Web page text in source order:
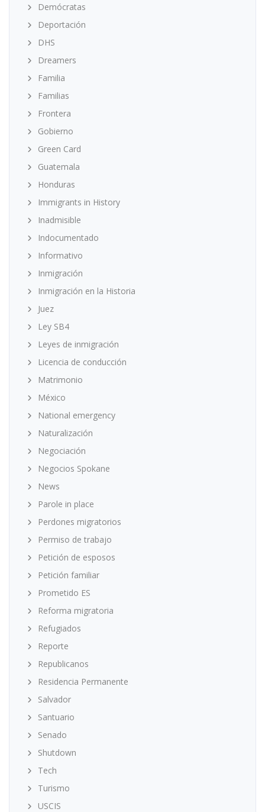
Demócratas
Deportación
DHS
Dreamers
Familia
Familias
Frontera
Gobierno
Green Card
Guatemala
Honduras
Immigrants in History
Inadmisible
Indocumentado
Informativo
Inmigración
Inmigración en la Historia
Juez
Ley SB4
Leyes de inmigración
Licencia de conducción
Matrimonio
México
National emergency
Naturalización
Negociación
Negocios Spokane
News
Parole in place
Perdones migratorios
Permiso de trabajo
Petición de esposos
Petición familiar
Prometido ES
Reforma migratoria
Refugiados
Reporte
Republicanos
Residencia Permanente
Salvador
Santuario
Senado
Shutdown
Tech
Turismo
USCIS